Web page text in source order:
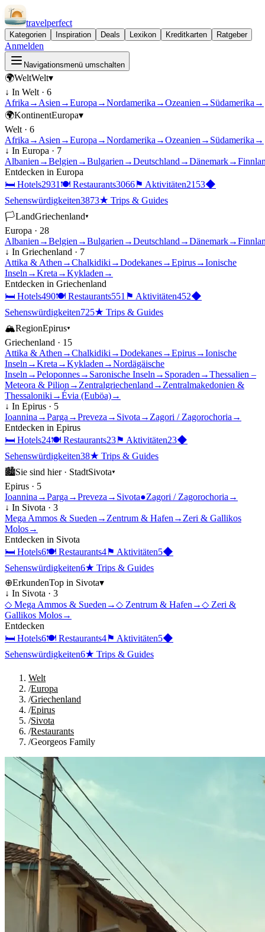
travelperfect
Kategorien Inspiration Deals Lexikon Kreditkarten Ratgeber
Anmelden
Navigationsmenü umschalten
🌍WeltWelt▾
↓ In Welt · 6
Afrika → Asien →Europa →Nordamerika →Ozeanien → Südamerika →
🌍KontinentEuropa▾
Welt · 6
Afrika → Asien →Europa →Nordamerika →Ozeanien → Südamerika →
↓ In Europa · 7
Albanien →Belgien →Bulgarien →Deutschland →Dänemark→
Entdecken in Europa
🛏 Hotels2931 🍽 Restaurants3066⚑ Aktivitäten2153◆
Sehenswürdigkeiten3873★ Trips & Guides
🏳LandGriechenland▾
Europa · 28
Albanien →Belgien →Bulgarien →Deutschland →Dänemark→
↓ In Griechenland · 7
Attika & Athen →Chalkidiki →Dodekanes→Epirus→Ionische
Inseln →Kreta →Kykladen →
Entdecken in Griechenland
🛏 Hotels490🍽 Restaurants551 ⚑ Aktivitäten452◆
Sehenswürdigkeiten725★ Trips & Guides
🏔RegionEpirus▾
Griechenland · 15
Attika & Athen →Chalkidiki →Dodekanes→Epirus→Ionische
Inseln →Kreta →Kykladen →Nordägäische
Inseln →Peloponnes→ Saronische Inseln → Sporaden →Thessalien –
Meteora & Pilion → Zentralgriechenland → Zentralmakedonien &
Thessaloniki →Évia (Euböa)→
↓ In Epirus · 5
Ioannina →Parga →Preveza → Sivota → Zagori / Zagorochoria →
Entdecken in Epirus
🛏 Hotels24🍽 Restaurants23⚑ Aktivitäten23◆
Sehenswürdigkeiten38★ Trips & Guides
🏙Sie sind hier · StadtSivota▾
Epirus · 5
Ioannina →Parga →Preveza → Sivota●Zagori / Zagorochoria →
↓ In Sivota · 3
Mega Ammos & Sueden → Zentrum & Hafen → Zeri & Gallikos
Molos→
Entdecken in Sivota
🛏 Hotels6🍽 Restaurants4⚑ Aktivitäten5◆
Sehenswürdigkeiten6★ Trips & Guides
⊕ErkundenTop in Sivota▾
↓ In Sivota · 3
◇ Mega Ammos & Sueden →◇ Zentrum & Hafen →◇ Zeri &
Gallikos Molos→
Entdecken
🛏 Hotels6🍽 Restaurants4⚑ Aktivitäten5◆
Sehenswürdigkeiten6★ Trips & Guides
Welt
/Europa
/Griechenland
/Epirus
/Sivota
/Restaurants
/Georgeos Family